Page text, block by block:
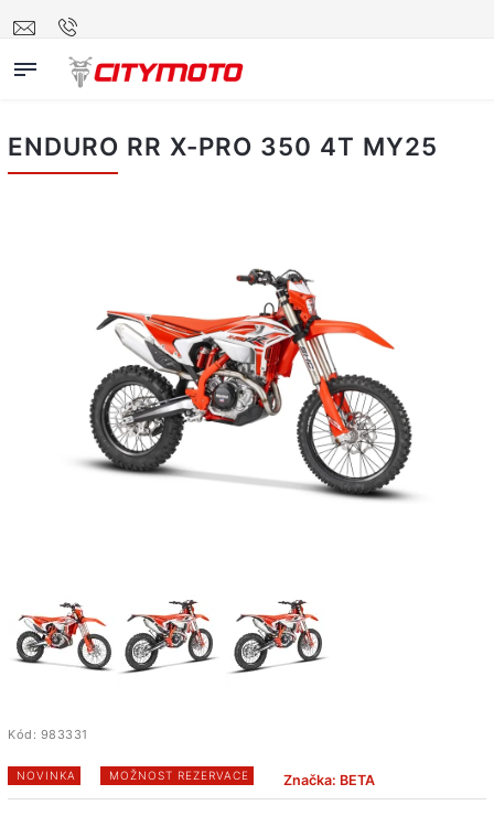
ENDURO RR X-PRO 350 4T MY25
Kód: 983331
NOVINKA MOŽNOST REZERVACE Značka: BETA